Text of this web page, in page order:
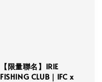
【限量聯名】IRIE
FISHING CLUB｜IFC x